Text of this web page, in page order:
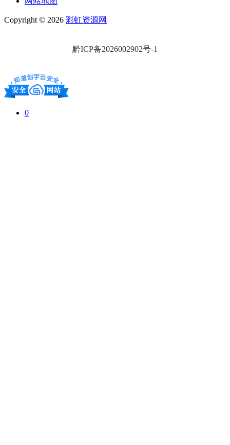
Copyright © 2026 彩虹资源网
黔ICP备2026002902号-1
0